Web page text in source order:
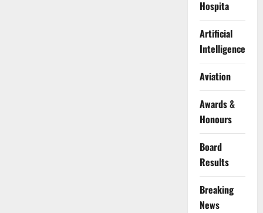
Hospita
Artificial
Intelligence
Aviation
Awards &
Honours
Board
Results
Breaking
News